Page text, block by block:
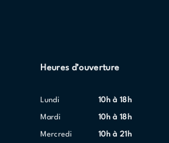
Heures d’ouverture
lundi 10h à 18h
mardi 10h à 18h
mercredi 10h à 21h